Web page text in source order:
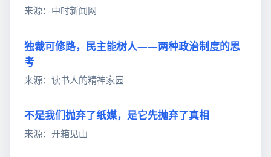
来源：中时新闻网
独裁可修路，民主能树人——两种政治制度的思
考
来源：读书人的精神家园
不是我们抛弃了纸媒，是它先抛弃了真相
来源：开箱见山